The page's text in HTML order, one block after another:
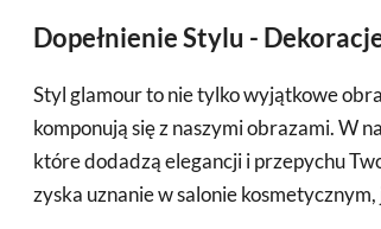
Dopełnienie Stylu -
Styl glamour to nie tylko wyjątkowe
komponują się z naszymi obrazami. W
które dodadzą elegancji i przepychu
zyska uznanie w salonie